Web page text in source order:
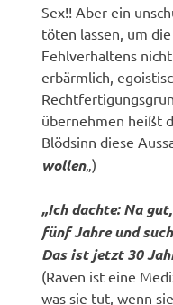
Sex!! Aber ein
töten lassen, um
Fehlverhaltens
erbärmlich,
übernehmen heißt
Blödsinn diese
wollen„)
„Ich dachte: Na
fünf Jahre und
Das ist jetzt 30
(Raven ist eine
was sie tut, wenn